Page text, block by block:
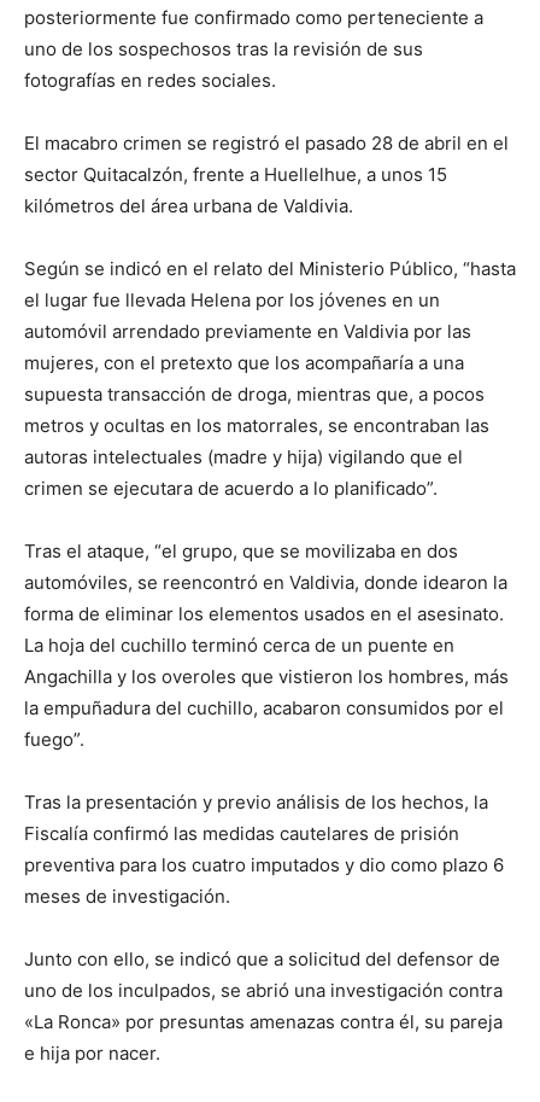
posteriormente fue confirmado como perteneciente a
uno de los sospechosos tras la revisión de sus
fotografías en redes sociales.
El macabro crimen se registró el pasado 28 de abril en el
sector Quitacalzón, frente a Huellelhue, a unos 15
kilómetros del área urbana de Valdivia.
Según se indicó en el relato del Ministerio Público, “hasta
el lugar fue llevada Helena por los jóvenes en un
automóvil arrendado previamente en Valdivia por las
mujeres, con el pretexto que los acompañaría a una
supuesta transacción de droga, mientras que, a pocos
metros y ocultas en los matorrales, se encontraban las
autoras intelectuales (madre y hija) vigilando que el
crimen se ejecutara de acuerdo a lo planificado”.
Tras el ataque, “el grupo, que se movilizaba en dos
automóviles, se reencontró en Valdivia, donde idearon la
forma de eliminar los elementos usados en el asesinato.
La hoja del cuchillo terminó cerca de un puente en
Angachilla y los overoles que vistieron los hombres, más
la empuñadura del cuchillo, acabaron consumidos por el
fuego”.
Tras la presentación y previo análisis de los hechos, la
Fiscalía confirmó las medidas cautelares de prisión
preventiva para los cuatro imputados y dio como plazo 6
meses de investigación.
Junto con ello, se indicó que a solicitud del defensor de
uno de los inculpados, se abrió una investigación contra
«La Ronca» por presuntas amenazas contra él, su pareja
e hija por nacer.